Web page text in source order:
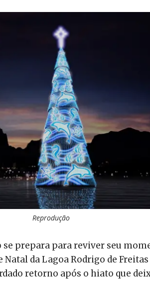
Reprodução
se prepara para reviver seu
Natal da Lagoa Rodrigo de
retorno após o hiato que